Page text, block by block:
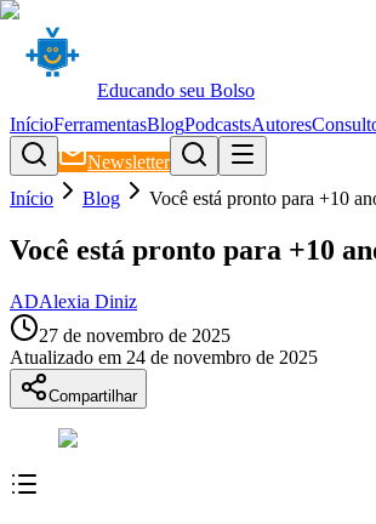
Educando seu Bolso
InícioFerramentasBlogPodcastsAutores
Newsletter
Início
Blog Você está pronto para +10
Você está pronto para +10
ADAlexia Diniz
27 de novembro de 2025
Atualizado em 24 de novembro de 2025
Compartilhar